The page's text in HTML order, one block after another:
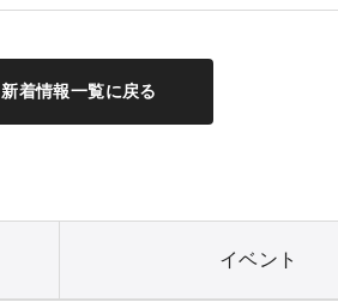
新着情報一覧に戻る
イベント